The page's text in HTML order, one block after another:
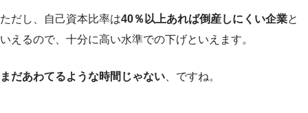
ただし、自己資本比率は40％以上あれば倒産しにくい企業と
いえるので、十分に高い水準での下げといえます。
まだあわてるような時間じゃない 、ですね。